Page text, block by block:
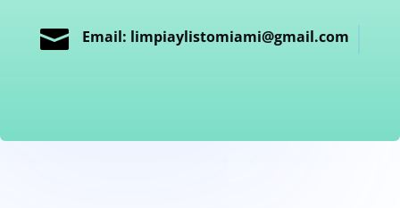
 Email: limpiaylistomiami@gmail.com